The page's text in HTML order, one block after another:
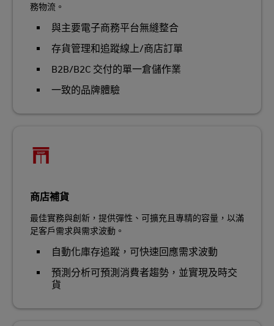
務物流。
與主要電子商務平台無縫整合
存貨管理和追蹤線上/商店訂單
B2B/B2C 交付的單一倉儲作業
一致的品牌體驗
商店補貨
最佳實務與創新，提供彈性、可擴充且專精的容量，以滿
足客戶需求與需求波動。
自動化庫存追蹤，可快速回應需求波動
預測分析可預測消費者趨勢，並實現及時交
貨